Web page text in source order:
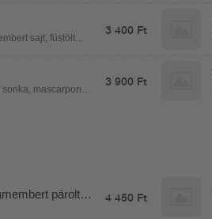
sajt, füstölt
3 400 Ft
mascarpone,
3 900 Ft
párolt
4 450 Ft